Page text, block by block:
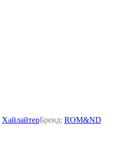
ХайлайтерБренд: ROM&ND